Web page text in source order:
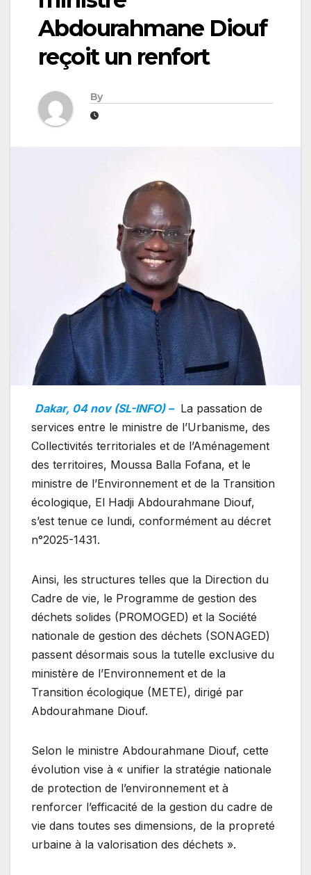
Abdourahmane Diouf
reçoit un renfort
By
Dakar, 04 nov (SL-INFO) – La passation de
services entre le ministre de l’Urbanisme, des
Collectivités territoriales et de l’Aménagement
des territoires, Moussa Balla Fofana, et le
ministre de l’Environnement et de la Transition
écologique, El Hadji Abdourahmane Diouf,
s’est tenue ce lundi, conformément au décret
n°2025-1431.
Ainsi, les structures telles que la Direction du
Cadre de vie, le Programme de gestion des
déchets solides (PROMOGED) et la Société
nationale de gestion des déchets (SONAGED)
passent désormais sous la tutelle exclusive du
ministère de l’Environnement et de la
Transition écologique (METE), dirigé par
Abdourahmane Diouf.
Selon le ministre Abdourahmane Diouf, cette
évolution vise à « unifier la stratégie nationale
de protection de l’environnement et à
renforcer l’efficacité de la gestion du cadre de
vie dans toutes ses dimensions, de la propreté
urbaine à la valorisation des déchets ».